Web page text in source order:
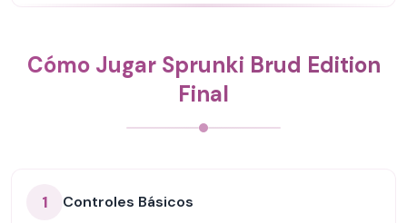
Cómo Jugar Sprunki Brud Edition
Final
1 Controles Básicos